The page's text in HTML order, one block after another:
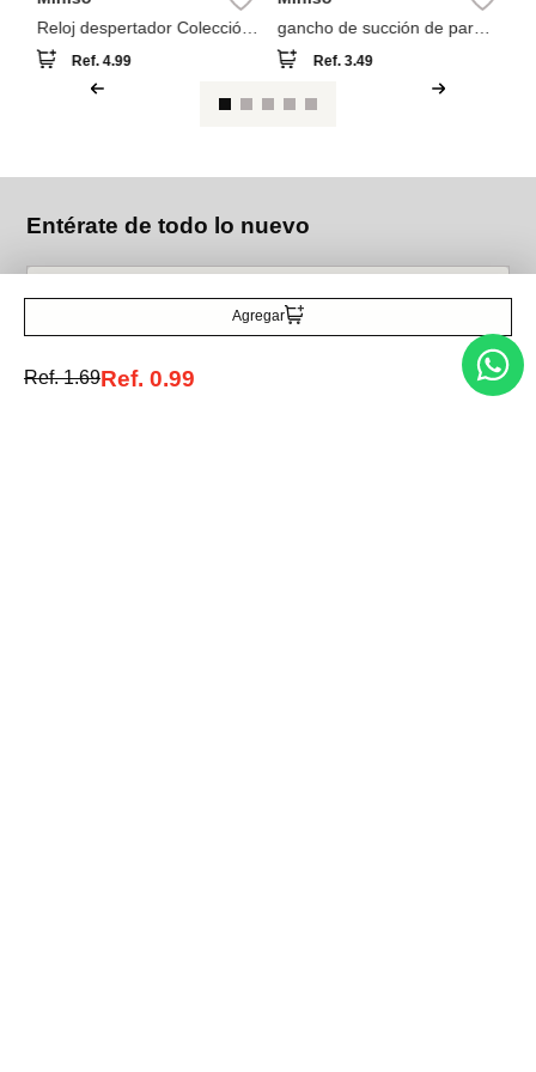
Agregar
Ref.1.69Ref. 0.99
Reloj despertador Colección
Cream Rabbit
Ref.4.99
gancho de succión de pared
2 unidades
Ref. 3.49
Entérate de todo lo nuevo
Acepto la política de tratamiento de datos personales Suscribirse